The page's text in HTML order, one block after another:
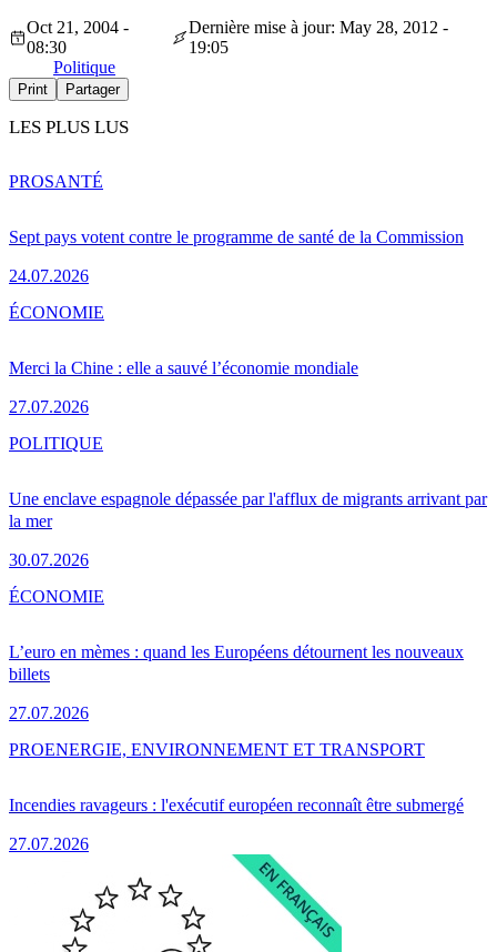
Oct 21, 2004 -
08:30
Dernière mise à jour: May 28, 2012 -
19:05
Politique
Print Partager
LES PLUS LUS
Sept pays votent contre le programme de santé de la Commission
24.07.2026
PROSANTÉ
Merci la Chine : elle a sauvé l’économie mondiale
27.07.2026
ÉCONOMIE
Une enclave espagnole dépassée par l'afflux de migrants arrivant par
la mer
30.07.2026
POLITIQUE
L’euro en mèmes : quand les Européens détournent les nouveaux
billets
27.07.2026
ÉCONOMIE
Incendies ravageurs : l'exécutif européen reconnaît être submergé
27.07.2026
PROENERGIE, ENVIRONNEMENT ET TRANSPORT